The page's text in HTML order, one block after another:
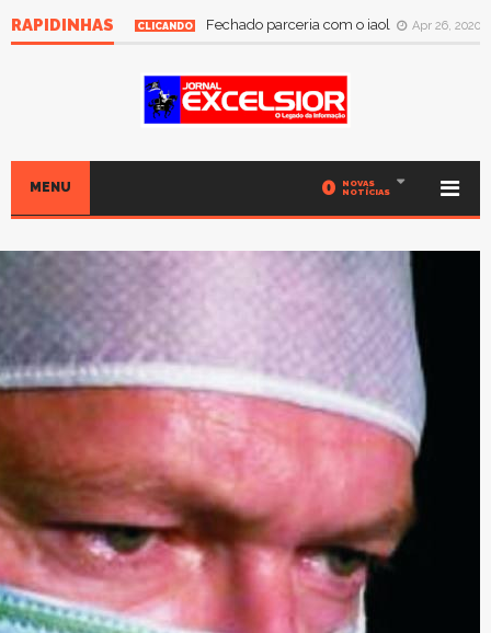
RAPIDINHAS CLICANDO Fechado parceria com o iaol Apr 26, 2020
MENU 0
NOVAS
NOTÍCIAS